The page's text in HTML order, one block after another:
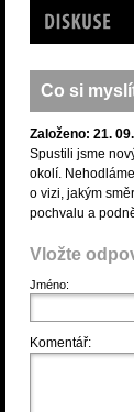
Diskuse
Co si
Založeno: 21.
Spustili jsme
okolí.
o vizi, jakým
pochvalu a
Vložte
Jméno:
Komentář: